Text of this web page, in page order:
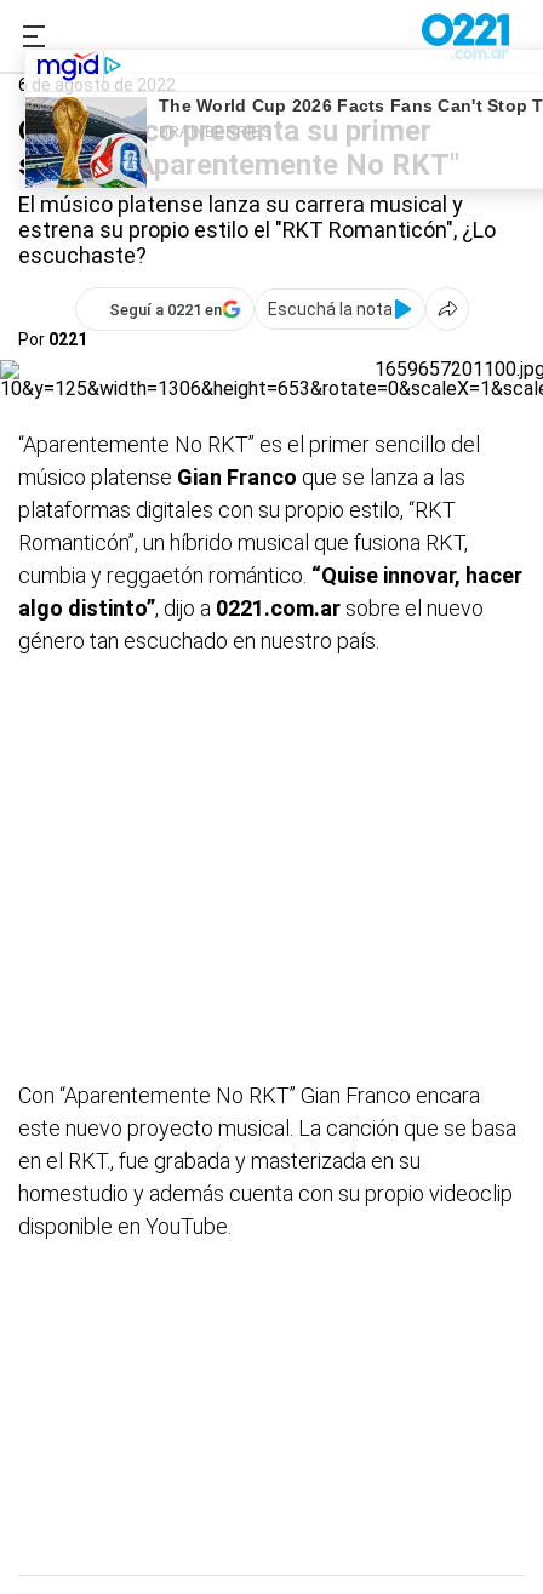
0221.com.ar
6 de agosto de 2022
Gian Franco presenta su primer
sencillo "Aparentemente No RKT"
El músico platense lanza su carrera musical y
estrena su propio estilo el "RKT Romanticón", ¿Lo
escuchaste?
Seguí a 0221 en
Escuchá la nota
Por 0221
“Aparentemente No RKT” es el primer sencillo del
músico platense Gian Franco que se lanza a las
plataformas digitales con su propio estilo, “RKT
Romanticón”, un híbrido musical que fusiona RKT,
cumbia y reggaetón romántico. “Quise innovar, hacer
algo distinto”, dijo a 0221.com.ar sobre el nuevo
género tan escuchado en nuestro país.
Con “Aparentemente No RKT” Gian Franco encara
este nuevo proyecto musical. La canción que se basa
en el RKT., fue grabada y masterizada en su
homestudio y además cuenta con su propio videoclip
disponible en YouTube.